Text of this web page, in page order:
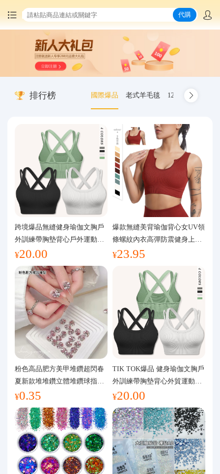
中國商品代購
集運服務
最新公告
物流資訊
代購問答
關於我們
代購
排行榜 國際爆品 老式羊毛毯 12.00-20 truck
跨境爆品無縫健身瑜伽文胸戶
外訓練帶胸墊背心戶外運動瑜
伽服女
¥20.00
爆款無縫美背瑜伽背心女UV領
條螺紋內衣高彈防震健身上裝
運動文胸
¥23.95
粉色高品肥方美甲堆鑽超閃春
夏新款堆堆鑽立體堆鑽球指甲
裝飾品
¥0.35
TIK TOK爆品 健身瑜伽文胸戶
外訓練帶胸墊背心外貿運動瑜
伽服女
¥20.00